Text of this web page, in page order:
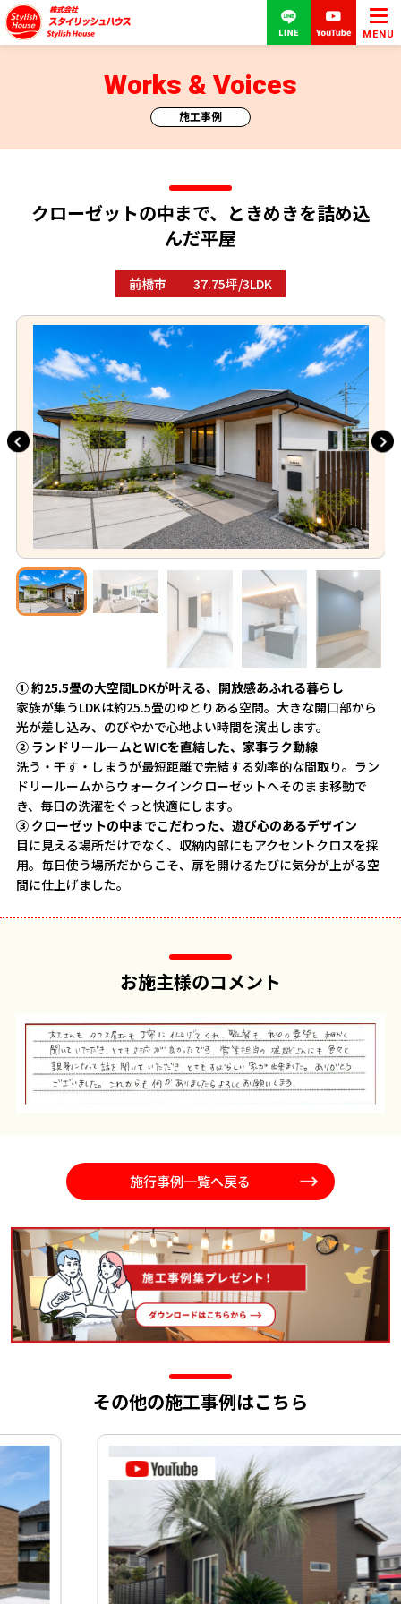
MENU
施工事例
Works & Voices
クローゼットの中まで、ときめきを詰め込
んだ平屋
前橋市 37.75坪/3LDK
① 約25.5畳の大空間LDKが叶える、開放感あふれる暮らし
家族が集うLDKは約25.5畳のゆとりある空間。大きな開口部から
光が差し込み、のびやかで心地よい時間を演出します。
② ランドリールームとWICを直結した、家事ラク動線
洗う・干す・しまうが最短距離で完結する効率的な間取り。ラン
ドリールームからウォークインクローゼットへそのまま移動で
き、毎日の洗濯をぐっと快適にします。
③ クローゼットの中までこだわった、遊び心のあるデザイン
目に見える場所だけでなく、収納内部にもアクセントクロスを採
用。毎日使う場所だからこそ、扉を開けるたびに気分が上がる空
間に仕上げました。
お施主様のコメント
施行事例一覧へ戻る
その他の施工事例はこちら